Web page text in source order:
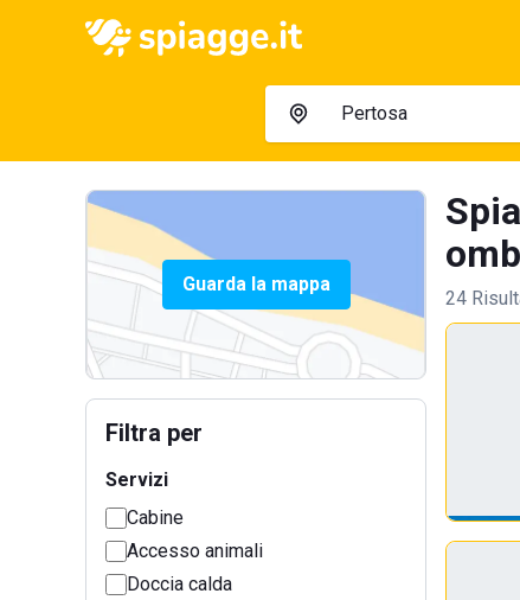
Guarda la mappa
Filtra per
Servizi
Cabine
Accesso animali
Doccia calda
24